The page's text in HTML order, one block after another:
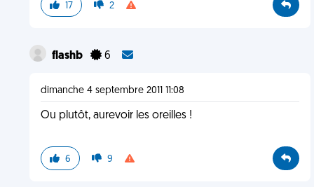
17 2
flashb 6
dimanche 4 septembre 2011 11:08
Ou plutôt, aurevoir les oreilles !
6 9